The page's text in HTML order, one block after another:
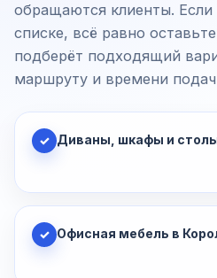
обращаются клиенты. Если
списке, всё равно
подберёт подходящий
маршруту и времени
✓ Диваны, шкафы и
✓ Офисная мебель в